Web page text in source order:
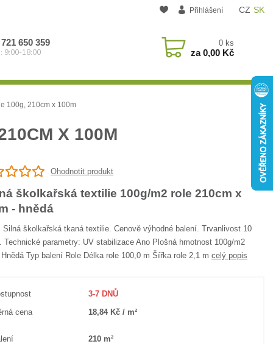
CZ SK
Přihlášení
650 359
9:00-18:00
0 ks
za0,00 Kč
100g, 210cm x 100m
X 100M
Ohodnotit produkt
školkařská textilie 100g/m2 role 210cm x
- hnědá
Silná školkařská tkaná textilie. Cenově výhodné balení. Trvanlivost 10
Technické parametry: UV stabilizace Ano Plošná hmotnost 100g/m2
Typ balení Role Délka role 100,0 m Šířka role 2,1 m celý popis
3-7 DNŮ
cena 18,84 Kč / m²
210 m²